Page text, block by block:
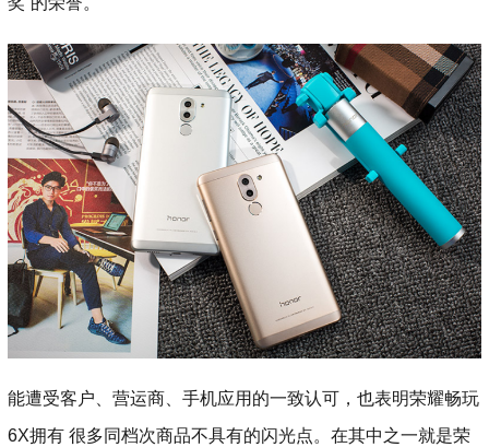
能遭受客户、营运商、手机应用的一致认可，也表明荣耀畅玩
6X拥有 很多同档次商品不具有的闪光点。在其中之一就是荣